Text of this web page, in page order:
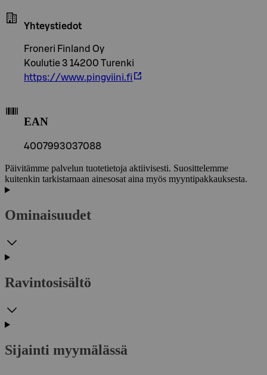
Yhteystiedot
Froneri Finland Oy
Koulutie 3 14200 Turenki
https://www.pingviini.fi
EAN
4007993037088
Päivitämme palvelun tuotetietoja aktiivisesti. Suosittelemme
kuitenkin tarkistamaan ainesosat aina myös myyntipakkauksesta.
Ominaisuudet
Ravintosisältö
Sijainti myymälässä